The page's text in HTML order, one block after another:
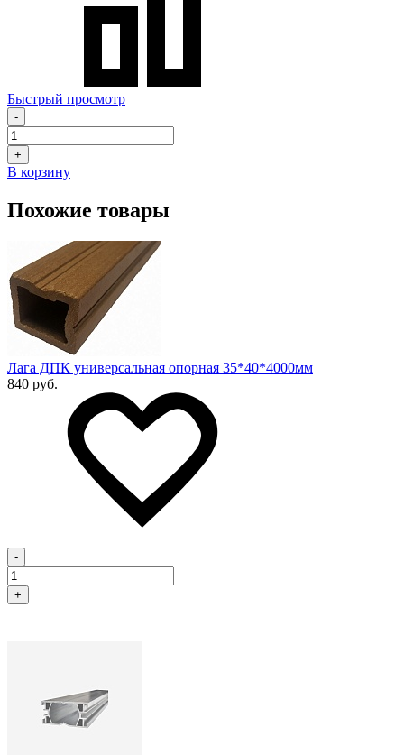
Быстрый просмотр
-
+
В корзину
Похожие товары
Лага ДПК универсальная опорная 35*40*4000мм
840 руб.
-
+